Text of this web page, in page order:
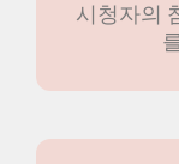
시청자의